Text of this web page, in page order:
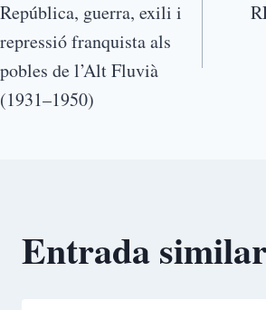
República, guerra, exili i
repressió franquista als
pobles de l’Alt Fluvià
(1931–1950)
Entrada